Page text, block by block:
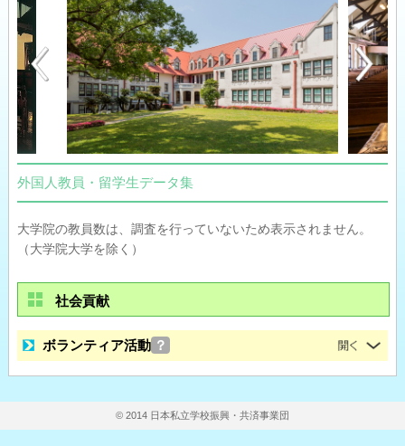
外国人教員・留学生データ集
大学院の教員数は、調査を行っていないため表示されません。
（大学院大学を除く）
社会貢献
ボランティア活動 ？
© 2014 日本私立学校振興・共済事業団